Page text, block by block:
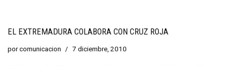
EL EXTREMADURA COLABORA CON CRUZ ROJA
porcomunicacion 7 diciembre, 2010